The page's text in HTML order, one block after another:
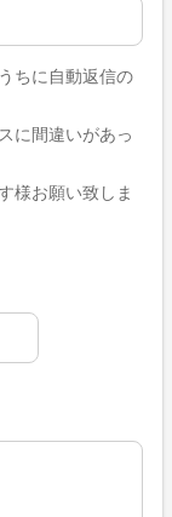
ちに自動返信の
に間違いがあっ
様お願い致しま